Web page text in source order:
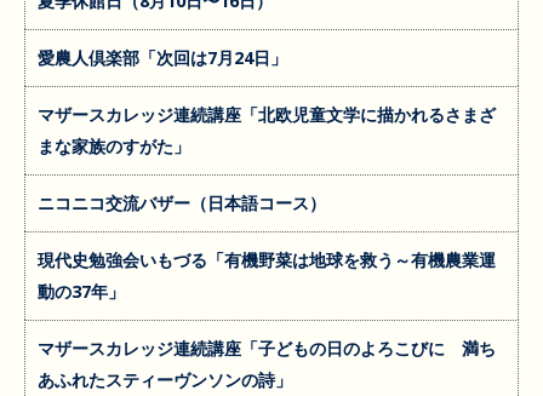
愛農人倶楽部「次回は7月24日」
マザースカレッジ連続講座「北欧児童文学に描かれるさまざ
まな家族のすがた」
ニコニコ交流バザー（日本語コース）
現代史勉強会いもづる「有機野菜は地球を救う～有機農業運
動の37年」
マザースカレッジ連続講座「子どもの日のよろこびに 満ち
あふれたスティーヴンソンの詩」